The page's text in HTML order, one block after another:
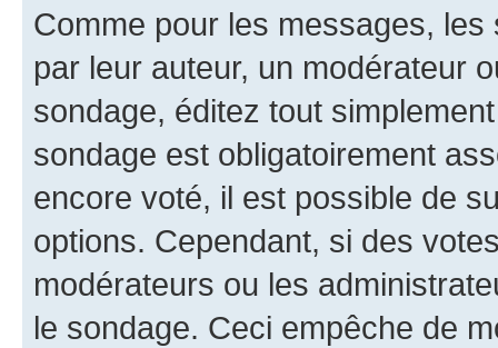
Comme pour les messages,
par leur auteur, un modérateur
sondage, éditez tout
sondage est obligatoirement
encore voté, il est possible de
options. Cependant, si des
modérateurs ou les
le sondage. Ceci empêche de